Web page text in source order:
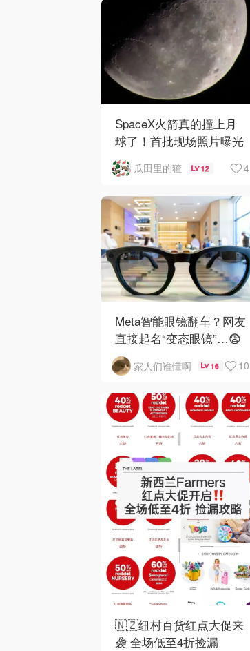
SpaceX火箭真的撞上月
球了！首批现场照片曝光
瓜田里的猹 12 4
Meta智能眼镜翻车？网友
直接起名“变态眼镜”…😨
家人们谁懂啊 16 10
🇳🇿纽村百货红点大促来
袭 全场低至4折捡漏